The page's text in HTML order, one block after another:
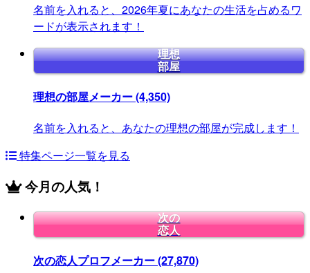
名前を入れると、2026年夏にあなたの生活を占めるワ
ードが表示されます！
理想
部屋
理想の部屋メーカー(4,350)
名前を入れると、あなたの理想の部屋が完成します！
特集ページ一覧を見る
今月の人気！
次の
恋人
次の恋人プロフメーカー(27,870)